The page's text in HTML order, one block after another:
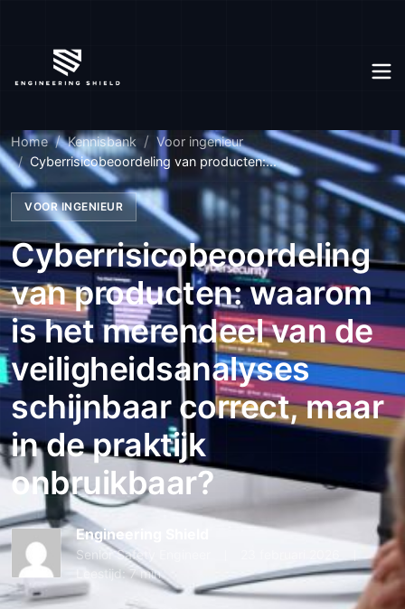
Home Kennisbank
Voor ingenieur
Cyberrisicobeoordeling van producten:...
VOOR INGENIEUR
Cyberrisicobeoordeling
van producten: waarom
is het merendeel van de
veiligheidsanalyses
schijnbaar correct, maar
in de praktijk
onbruikbaar?
Engineering Shield
Senior Safety Engineer
Leestijd: 7 min